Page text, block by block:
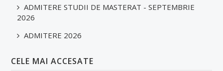
ADMITERE STUDII DE MASTERAT - SEPTEMBRIE
2026
ADMITERE 2026
CELE MAI ACCESATE